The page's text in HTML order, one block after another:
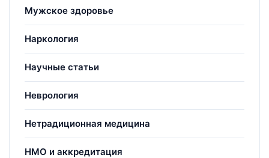
Мужское здоровье
Наркология
Научные статьи
Неврология
Нетрадиционная медицина
НМО и аккредитация